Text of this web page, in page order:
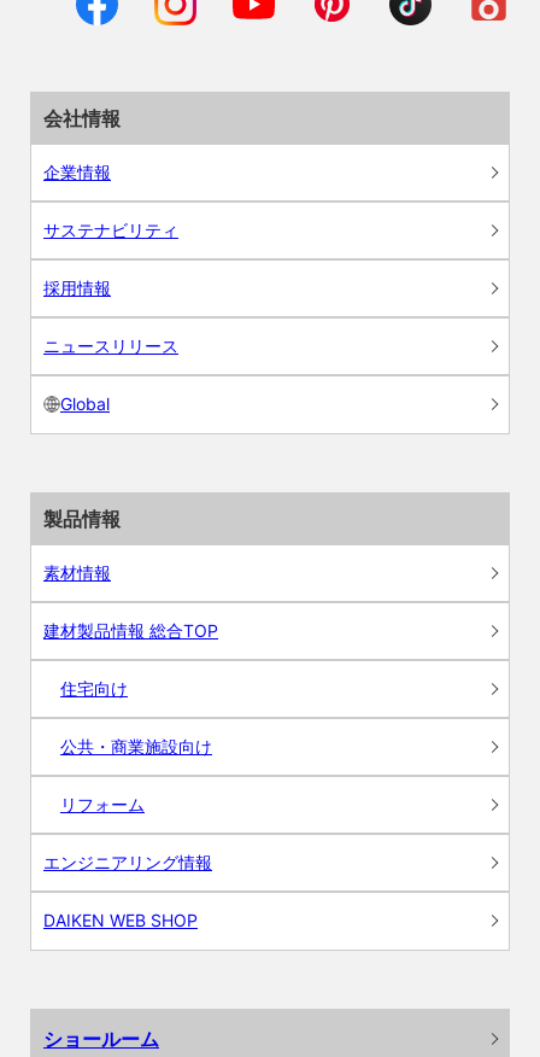
会社情報
企業情報
サステナビリティ
採用情報
ニュースリリース
Global
製品情報
素材情報
建材製品情報 総合TOP
住宅向け
公共・商業施設向け
リフォーム
エンジニアリング情報
DAIKEN WEB SHOP
ショールーム